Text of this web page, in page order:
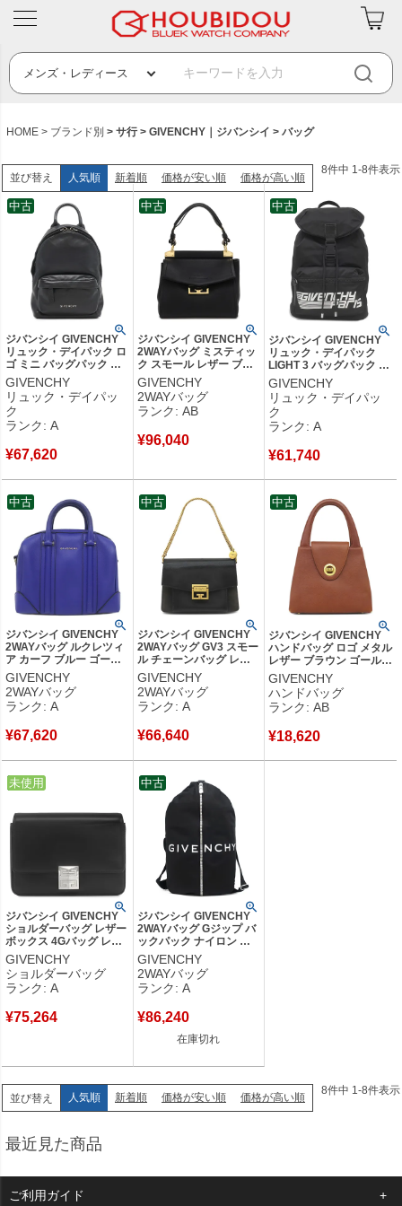
HOME ブランド別 サ行 GIVENCHY｜ジバンシイ バッグ
並び替え 人気順 新着順 価格が安い順 価格が高い順
8件中 1-8件表示
ジバンシイ GIVENCHY
リュック・デイパック ロ
ゴ ミニ バッグパック レ
ザー ブラック シルバー
金具 黒 リュック 【保存
袋】 【中古】中古美品
GIVENCHY
リュック・デイパッ
ク
ランク: A
¥67,620
中古
ジバンシイ GIVENCHY
2WAYバッグ ミスティッ
ク スモール レザー ブラ
ック ゴールド金具 黒 ハ
ンドバッグ ショルダー
【保存袋】 【中古】中古
品
GIVENCHY
2WAYバッグ
ランク: AB
¥96,040
中古
ジバンシイ GIVENCHY
リュック・デイパック
LIGHT 3 バッグパック ナ
イロン レザー ポリアミド
ブラック×イエロー×ホワ
イト シルバー金具 黒 ロ
ゴ イナズマ 折りたたみ式
パッカウェイ 【保存袋】
GIVENCHY
リュック・デイパッ
ク
ランク: A
¥61,740
中古
ジバンシイ GIVENCHY
2WAYバッグ ルクレツィ
ア カーフ ブルー ゴール
ド金具 青 ハンドバッグ
ショルダー 【中古】中古
美品
GIVENCHY
2WAYバッグ
ランク: A
¥67,620
中古
ジバンシイ GIVENCHY
2WAYバッグ GV3 スモー
ル チェーンバッグ レザ
ー スウェード ブラック
ゴールド金具 黒 ショル
ダー ハンドバッグ
BB501CB033 【中古】
GIVENCHY
2WAYバッグ
ランク: A
¥66,640
中古
ジバンシイ GIVENCHY
ハンドバッグ ロゴ メタル
レザー ブラウン ゴールド
金具 茶 ヴィンテージ
【中古】中古品
GIVENCHY
ハンドバッグ
ランク: AB
¥18,620
中古
ジバンシイ GIVENCHY
ショルダーバッグ レザー
ボックス 4Gバッグ レザ
ー ブラック シルバー金
具 黒 ショルダー ロゴ
BB50HDB15S 【保存
袋】 【中古】中古美品
GIVENCHY
ショルダーバッグ
ランク: A
¥75,264
中古
未使用
ジバンシイ GIVENCHY
2WAYバッグ Gジップ バ
ックパック ナイロン ブ
ラック シルバー金具 黒
ロゴ ボディバッグ リュ
ック BKU038K1JE 【保
存袋】 【中古】中古美品
GIVENCHY
2WAYバッグ
ランク: A
¥86,240
在庫切れ
中古
並び替え 人気順 新着順 価格が安い順 価格が高い順
8件中 1 -8件表示
最近見た商品
ご利用ガイド